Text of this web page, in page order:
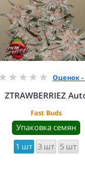
Оценок -
ZTRAWBERRIEZ
Fast Buds
Упаковка семян
1 шт 3 шт 5 шт